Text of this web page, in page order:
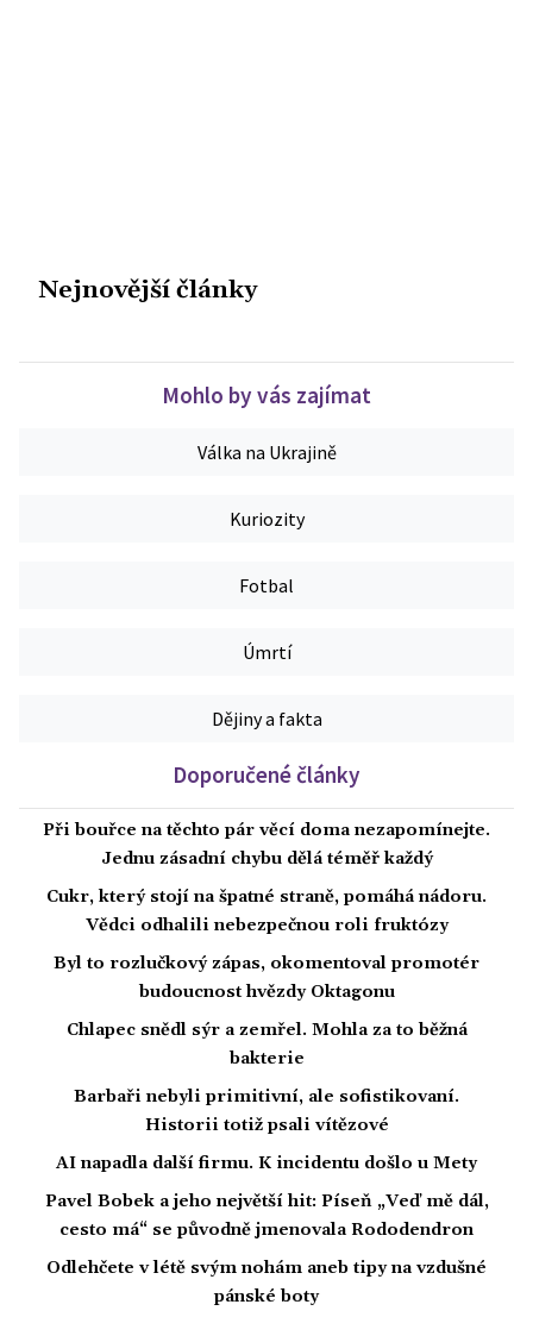
Nejnovější články
Mohlo by vás zajímat
Válka na Ukrajině
Kuriozity
Fotbal
Úmrtí
Dějiny a fakta
Doporučené články
Při bouřce na těchto pár věcí doma nezapomínejte.
Jednu zásadní chybu dělá téměř každý
Cukr, který stojí na špatné straně, pomáhá nádoru.
Vědci odhalili nebezpečnou roli fruktózy
Byl to rozlučkový zápas, okomentoval promotér
budoucnost hvězdy Oktagonu
Chlapec snědl sýr a zemřel. Mohla za to běžná
bakterie
Barbaři nebyli primitivní, ale sofistikovaní.
Historii totiž psali vítězové
AI napadla další firmu. K incidentu došlo u Mety
Pavel Bobek a jeho největší hit: Píseň „Veď mě dál,
cesto má“ se původně jmenovala Rododendron
Odlehčete v létě svým nohám aneb tipy na vzdušné
pánské boty